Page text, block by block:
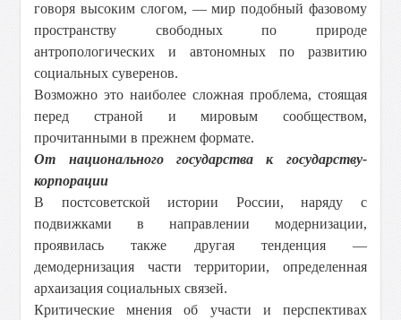
говоря высоким слогом, — мир подобный фазовому
пространству свободных по природе
антропологических и автономных по развитию
социальных суверенов.
Возможно это наиболее сложная проблема, стоящая
перед страной и мировым сообществом,
прочитанными в прежнем формате.
От национального государства к государству-
корпорации
В постсоветской истории России, наряду с
подвижками в направлении модернизации,
проявилась также другая тенденция —
демодернизация части территории, определенная
архаизация социальных связей.
Критические мнения об участи и перспективах